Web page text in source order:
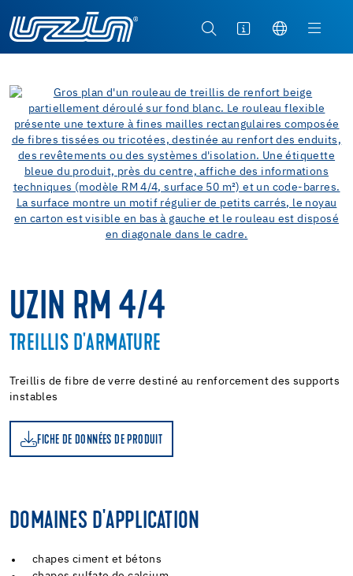
UZIN RM 4/4
TREILLIS D'ARMATURE
Treillis de fibre de verre destiné au renforcement des supports
instables
FICHE DE DONNÉES DE PRODUIT
DOMAINES D'APPLICATION
chapes ciment et bétons